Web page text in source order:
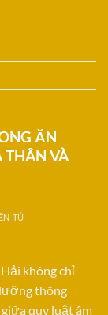
ĂN
THÂN VÀ
TÚ
không chỉ
thông
quy luật âm